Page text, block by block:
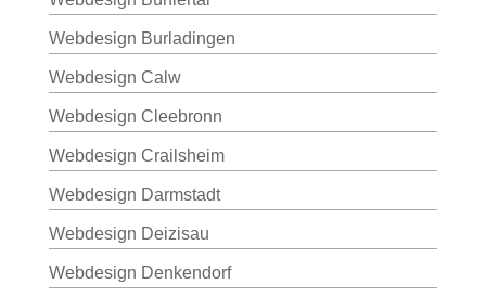
Webdesign Burladingen
Webdesign Calw
Webdesign Cleebronn
Webdesign Crailsheim
Webdesign Darmstadt
Webdesign Deizisau
Webdesign Denkendorf